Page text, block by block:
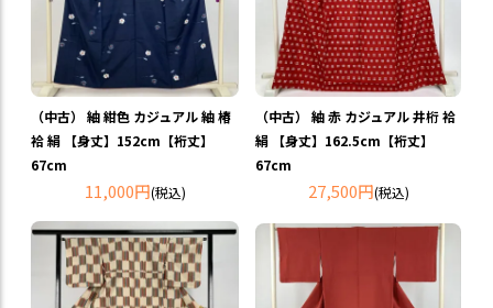
（中古） 紬 紺色 カジュアル 紬 椿
袷 絹 【身丈】152cm【裄丈】
67cm
11,000円(税込)
（中古） 紬 赤 カジュアル 井桁 袷
絹 【身丈】162.5cm【裄丈】
67cm
27,500円(税込)